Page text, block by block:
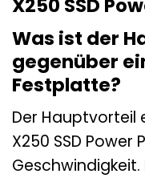
X250 SSD
Was ist der
gegenüber
Festplatte?
Der Hauptvorteil
X250 SSD Power
Geschwindigkeit.